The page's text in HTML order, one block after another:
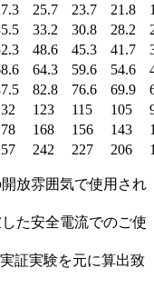
25.7 23.7 21.8
33.2 30.8 28.2
48.6 45.3 41.7
64.3 59.6 54.6
82.8 76.6 69.9
123 115 105
168 156 143
242 227 206
放雰囲気で使用され
た安全電流でのご使
証実験を元に算出致